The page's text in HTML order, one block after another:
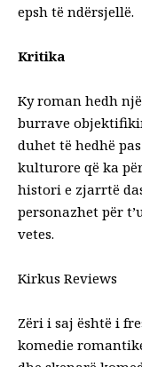
epsh të ndërsjellë.
Kritika
Ky roman hedh
burrave
duhet të hedhë
kulturore që ka
histori e zjarrtë
personazhet për
vetes.
Kirkus Reviews
Zëri i saj është i
komedie